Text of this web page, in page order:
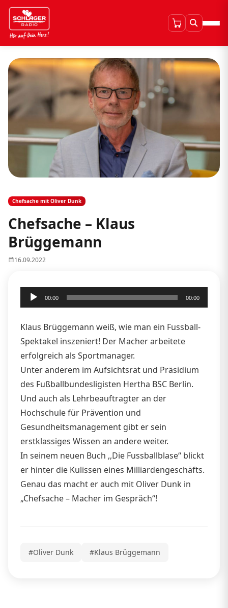
Chefsache mit Oliver Dunk
Chefsache – Klaus
Brüggemann
16.09.2022
Audio-
Player
00:00 00:00
Klaus Brüggemann weiß, wie man ein Fussball-
Spektakel inszeniert! Der Macher arbeitete
erfolgreich als Sportmanager.
Unter anderem im Aufsichtsrat und Präsidium
des Fußballbundesligisten Hertha BSC Berlin.
Und auch als Lehrbeauftragter an der
Hochschule für Prävention und
Gesundheitsmanagement gibt er sein
erstklassiges Wissen an andere weiter.
In seinem neuen Buch ,,Die Fussballblase“ blickt
er hinter die Kulissen eines Milliardengeschäfts.
Genau das macht er auch mit Oliver Dunk in
„Chefsache – Macher im Gespräch“!
#Oliver Dunk #Klaus Brüggemann